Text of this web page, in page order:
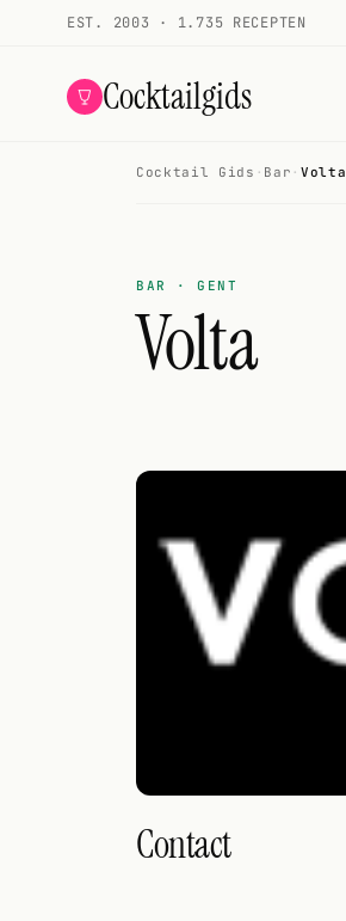
EST. 2003 · 1.735 RECEPTEN
Cocktailgids
Willekeurig drankje
Voeg hier uw eigen cocktail of smoothie toe.
Cocktail boeken
Cocktail Gids · Bar · Volta
BAR · GENT
Volta
Contact